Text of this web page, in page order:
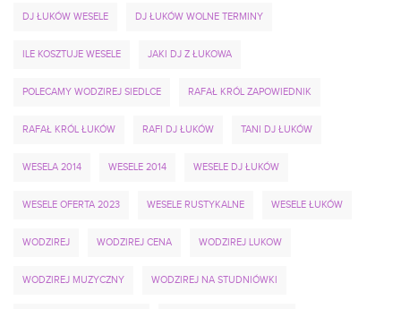
DJ ŁUKÓW WESELE DJ ŁUKÓW WOLNE TERMINY
ILE KOSZTUJE WESELE JAKI DJ Z ŁUKOWA
POLECAMY WODZIREJ SIEDLCE RAFAŁ KRÓL ZAPOWIEDNIK
RAFAŁ KRÓL ŁUKÓW RAFI DJ ŁUKÓW TANI DJ ŁUKÓW
WESELA 2014 WESELE 2014 WESELE DJ ŁUKÓW
WESELE OFERTA 2023 WESELE RUSTYKALNE WESELE ŁUKÓW
WODZIREJ WODZIREJ CENA WODZIREJ LUKOW
WODZIREJ MUZYCZNY WODZIREJ NA STUDNIÓWKI